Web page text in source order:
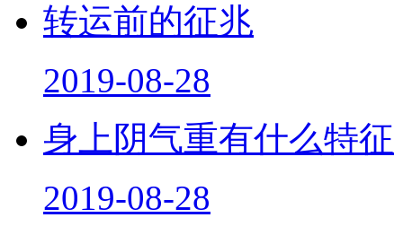
转运前的征兆
2019-08-28
身上阴气重有什么特征
2019-08-28